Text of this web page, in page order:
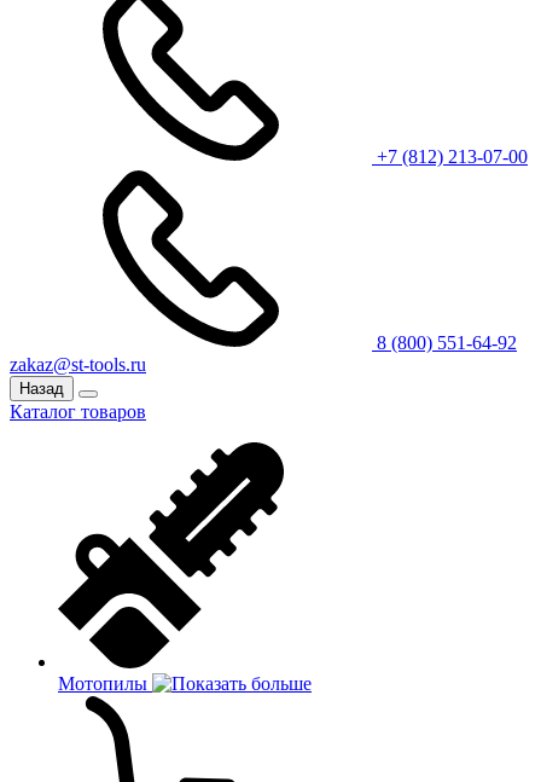
+7 (812) 213-07-00
8 (800) 551-64-92
zakaz@st-tools.ru
Назад
Каталог товаров
Мотопилы